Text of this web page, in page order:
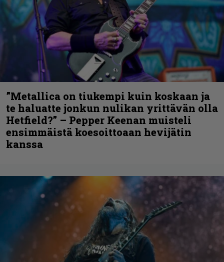
”Metallica on tiukempi kuin koskaan ja
te haluatte jonkun nulikan yrittävän olla
Hetfield?” – Pepper Keenan muisteli
ensimmäistä koesoittoaan hevijätin
kanssa